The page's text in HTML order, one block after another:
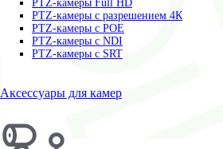
PTZ-камеры Full HD
PTZ-камеры с разрешением 4К
PTZ-камеры с POE
PTZ-камеры c NDI
PTZ-камеры с SRT
Аксессуары для камер